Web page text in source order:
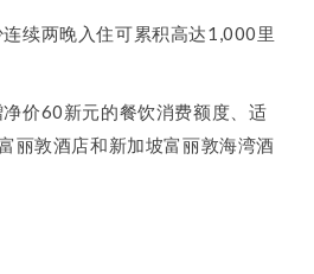
续两晚入住可累积高达1,000里
价60新元的餐饮消费额度、适
丽敦酒店和新加坡富丽敦海湾酒